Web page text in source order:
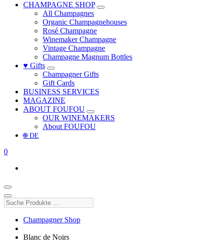
CHAMPAGNE SHOP
All Champagnes
Organic Champagnehouses
Rosé Champagne
Winemaker Champagne
Vintage Champagne
Champagne Magnum Bottles
♥ Gifts
Champagner Gifts
Gift Cards
BUSINESS SERVICES
MAGAZINE
ABOUT FOUFOU
OUR WINEMAKERS
About FOUFOU
🌐 DE
0
Suche
Produkte
Champagner Shop
Blanc de Noirs